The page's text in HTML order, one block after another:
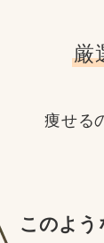
厳
痩せる
このよう